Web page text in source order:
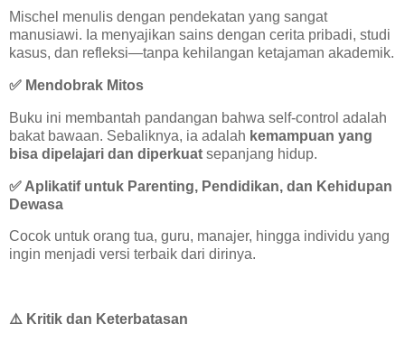
Mischel menulis dengan pendekatan yang sangat
manusiawi. Ia menyajikan sains dengan cerita pribadi, studi
kasus, dan refleksi—tanpa kehilangan ketajaman akademik.
✅ Mendobrak Mitos
Buku ini membantah pandangan bahwa self-control adalah
bakat bawaan. Sebaliknya, ia adalah kemampuan yang
bisa dipelajari dan diperkuat sepanjang hidup.
✅ Aplikatif untuk Parenting, Pendidikan, dan Kehidupan
Dewasa
Cocok untuk orang tua, guru, manajer, hingga individu yang
ingin menjadi versi terbaik dari dirinya.
⚠️ Kritik dan Keterbatasan